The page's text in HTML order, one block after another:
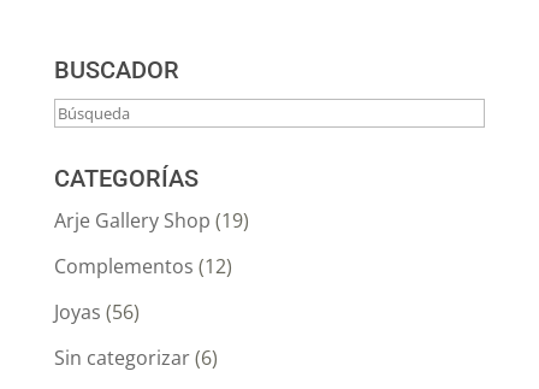
BUSCADOR
CATEGORÍAS
Arje Gallery Shop (19)
Complementos (12)
Joyas (56)
Sin categorizar(6)